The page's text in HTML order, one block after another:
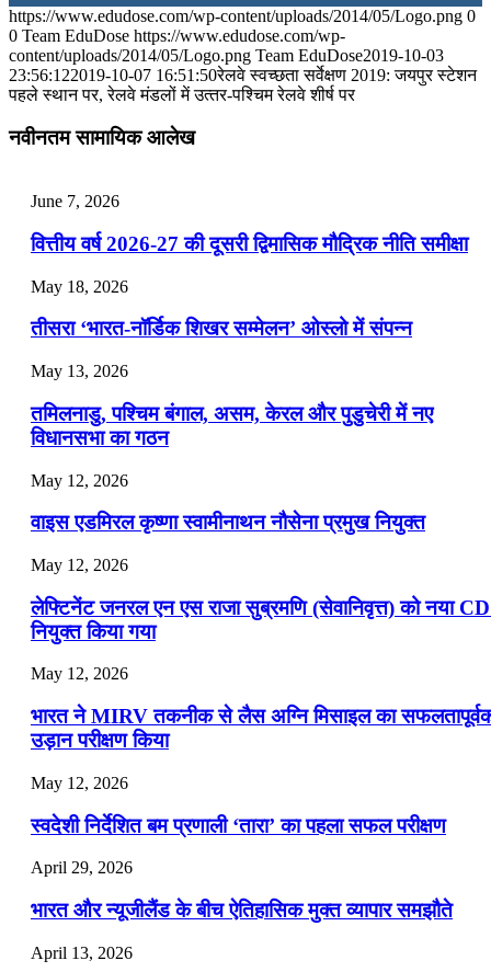
July 28, 2026
📝 डेली करेंट अफेयर्स: 25-27 जुलाई 2026
July 22, 2026
📝 डेली करेंट अफेयर्स: 19-21 जुलाई 2026
July 19, 2026
📝 डेली करेंट अफेयर्स: 16-18 जुलाई 2026
July 16, 2026
📝 डेली करेंट अफेयर्स: 13-15 जुलाई 2026
https://www.edudose.com/wp-content/uploads/2014/05/Logo.png 0
0 Team EduDose https://www.edudose.com/wp-
content/uploads/2014/05/Logo.png Team EduDose2019-10-03
23:56:122019-10-07 16:51:50रेलवे स्‍वच्‍छता सर्वेक्षण 2019: जयपुर स्टेशन
पहले स्थान पर, रेलवे मंडलों में उत्‍तर-पश्चिम रेलवे शीर्ष पर
नवीनतम सामायिक आलेख
June 7, 2026
वित्तीय वर्ष 2026-27 की दूसरी द्विमासिक मौद्रिक नीति समीक्षा
May 18, 2026
तीसरा ‘भारत-नॉर्डिक शिखर सम्मेलन’ ओस्लो में संपन्न
May 13, 2026
तमिलनाडु, पश्चिम बंगाल, असम, केरल और पुडुचेरी में नए
विधानसभा का गठन
May 12, 2026
वाइस एडमिरल कृष्णा स्वामीनाथन नौसेना प्रमुख नियुक्त
May 12, 2026
लेफ्टिनेंट जनरल एन एस राजा सुब्रमणि (सेवानिवृत्त) को नया
नियुक्त किया गया
May 12, 2026
भारत ने MIRV तकनीक से लैस अग्नि मिसाइल का
उड़ान परीक्षण किया
May 12, 2026
स्वदेशी निर्देशित बम प्रणाली ‘तारा’ का पहला सफल परीक्षण
April 29, 2026
भारत और न्यूजीलैंड के बीच ऐतिहासिक मुक्त व्यापार समझौते
April 13, 2026